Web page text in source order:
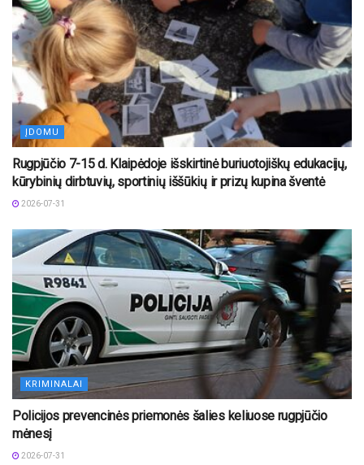
ĮDOMU
Rugpjūčio 7-15 d. Klaipėdoje išskirtinė buriuotojiškų edukacijų,
kūrybinių dirbtuvių, sportinių iššūkių ir prizų kupina šventė
2026-07-31
KRIMINALAI
Policijos prevencinės priemonės šalies keliuose rugpjūčio
mėnesį
2026-07-31